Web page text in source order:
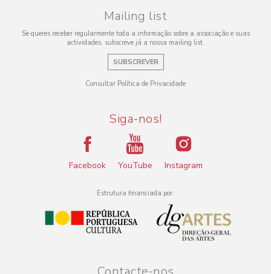
Mailing list
Se queres receber regularmente toda a informação sobre a associação e suas
actividades, subscreve já a nossa mailing list.
SUBSCREVER
Consultar Política de Privacidade
Siga-nos!
Facebook YouTube Instagram
Estrutura financiada por: